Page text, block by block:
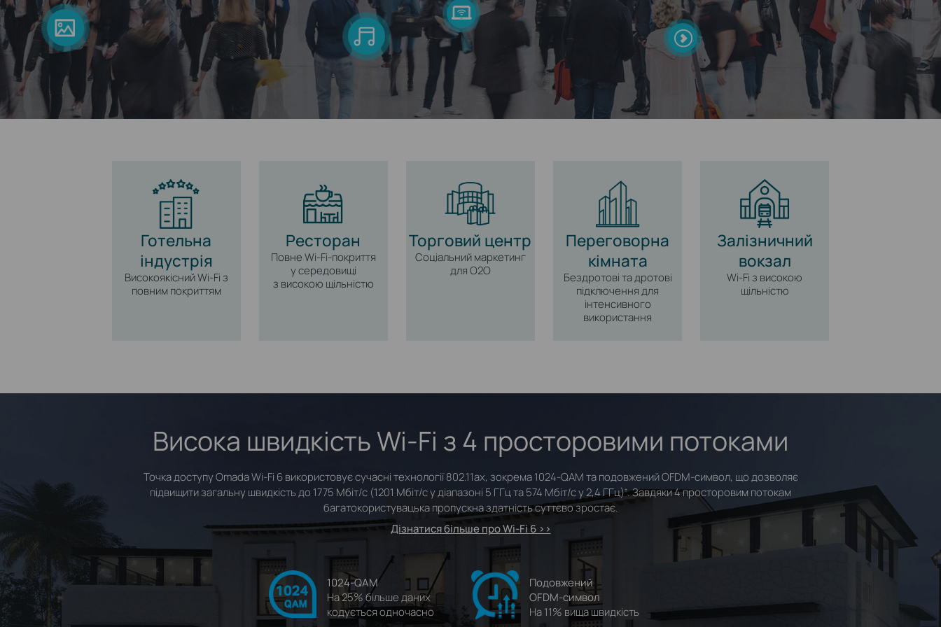
Готельна
індустрія
Високоякісний Wi‑Fi з
повним покриттям
Ресторан
Повне Wi‑Fi‑покриття
у середовищі
з високою щільністю
Торговий центр
Соціальний маркетинг
для O2O
Переговорна
кімната
Бездротові та дротові
підключення для
інтенсивного
використання
Залізничний
вокзал
Wi‑Fi з високою
щільністю
Висока швидкість Wi‑Fi з 4 просторовими потоками
Точка доступу Omada Wi‑Fi 6 використовує сучасні технології 802.11ax, зокрема 1024‑QAM та подовжений OFDM‑символ, що дозволяє
підвищити загальну швидкість до 1775 Мбіт/с (1201 Мбіт/с у діапазоні 5 ГГц та 574 Мбіт/с у 2,4 ГГц)†. Завдяки 4 просторовим потокам
багатокористувацька пропускна здатність суттєво зростає.
Дізнатися більше про Wi‑Fi 6 >>
1024‑QAM
На 25% більше даних
кодується одночасно
Подовжений
OFDM‑символ
На 11% вища швидкість